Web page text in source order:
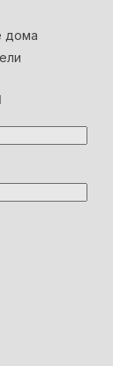
дома